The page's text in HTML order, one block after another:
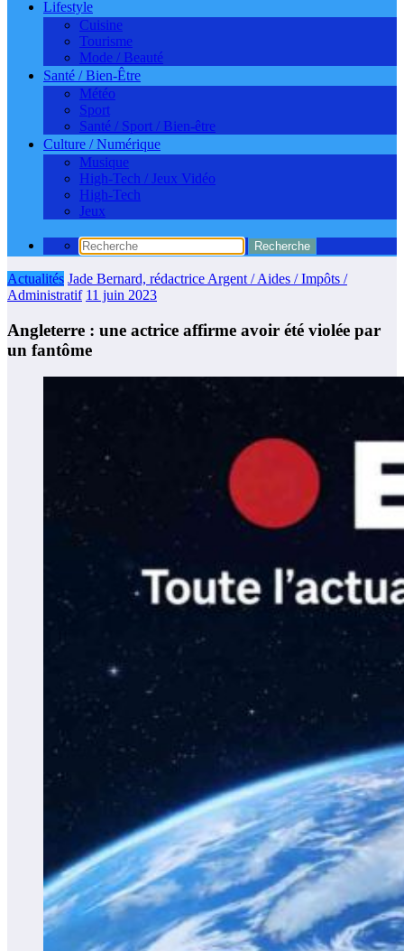
Lifestyle
Cuisine
Tourisme
Mode / Beauté
Santé / Bien-Être
Météo
Sport
Santé / Sport / Bien-être
Culture / Numérique
Musique
High-Tech / Jeux Vidéo
High-Tech
Jeux
Actualités Jade Bernard, rédactrice Argent / Aides / Impôts /
Administratif 11 juin 2023
Angleterre : une actrice affirme avoir été violée par
un fantôme